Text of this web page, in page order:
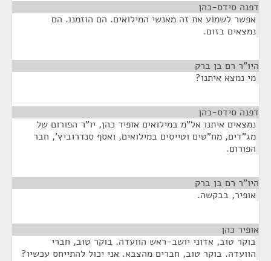
דפנה סידס-כהן
אפשר לשמוע את זה מאנשי המילואים. הם הוזמנו. הם
נמצאים בזום.
היו"ר רם בן ברק
מי נמצא איתנו?
דפנה סידס-כהן
נמצאים איתנו אל"מ במילואים אופיר כהן, יו"ר הפורום של
מג"דים, מח"טים וטייסים במילואים, ואסף סנדרוביץ', חבר
הפורום.
היו"ר רם בן ברק
אופיר, בבקשה.
אופיר כהן
בוקר טוב, אדוני יושב-ראש הוועדה. בוקר טוב, חברי
הוועדה. בוקר טוב, חברים מהצבא. אני יכול להתייחס עכשיו?